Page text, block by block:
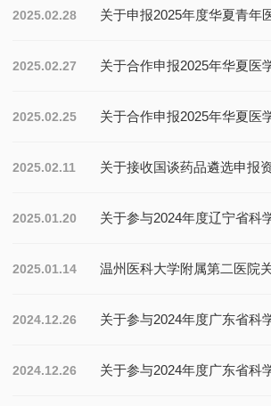
2025.02.28
2025.02.27
2025.02.25
2025.02.11 关于接收国谈药品遴选申报
2025.01.20
2025.01.14
2024.12.26
2024.12.26